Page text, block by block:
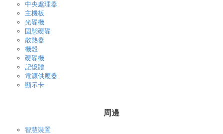
中央處理器
主機板
光碟機
固態硬碟
散熱器
機殼
硬碟機
記憶體
電源供應器
顯示卡
周邊
智慧裝置